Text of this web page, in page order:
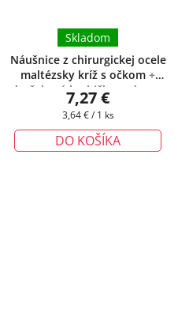
Náušnice z chirurgickej ocele
maltézsky kríž s očkom +
darčeková krabička zadarmo
Skladom
7,27 €
Jednotková
3,64 € / 1 ks
DO KOŠÍKA